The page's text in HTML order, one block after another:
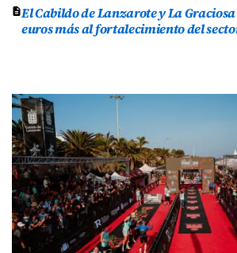
El Cabildo de Lanzarote y La
euros más al fortalecimiento del